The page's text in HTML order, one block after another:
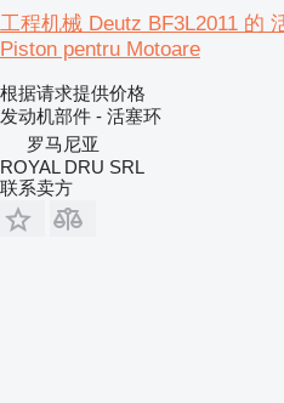
工程机械 Deutz BF3L2011 的
Piston pentru Motoare
根据请求提供价格
发动机部件 - 活塞环
罗马尼亚
ROYAL DRU SRL
联系卖方